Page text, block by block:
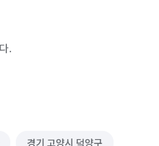
.
경기 고양시 덕양구